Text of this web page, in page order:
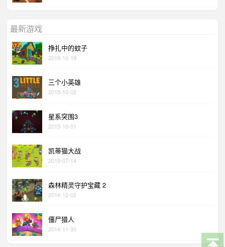
最新游戏
挣扎中的蚊子
2018-10-19
三个小英雄
2015-10-02
星系突围3
2015-10-01
凯蒂猫大战
2015-07-14
森林精灵守护宝藏 2
2014-12-02
僵尸猎人
2014-11-30